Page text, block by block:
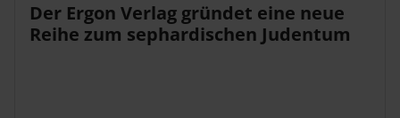
Der Ergon Verlag gründet eine neue
Reihe zum sephardischen Judentum